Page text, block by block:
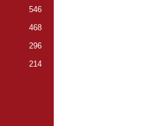
546
468
296
214